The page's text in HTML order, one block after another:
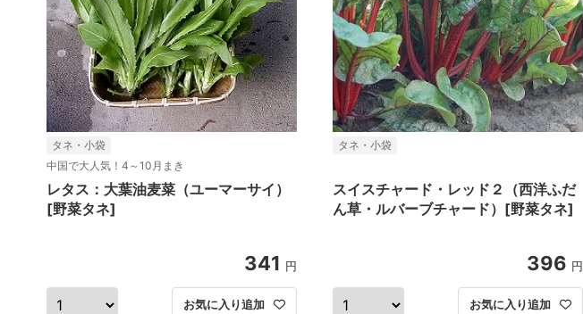
タネ・小袋
中国で大人気！4～10月まき
レタス：大葉油麦菜（ユーマーサイ）
[野菜タネ]
341 円
お気に入り追加
タネ・小袋
スイスチャード・レッド２（西洋ふだ
ん草・ルバーブチャード）[野菜タネ]
396 円
お気に入り追加